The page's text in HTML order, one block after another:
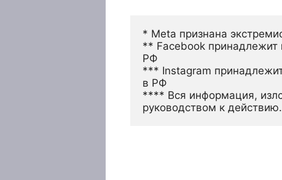
* Meta признана
** Facebook принадлежит
РФ
*** Instagram
в РФ
**** Вся информация,
руководством к действию.